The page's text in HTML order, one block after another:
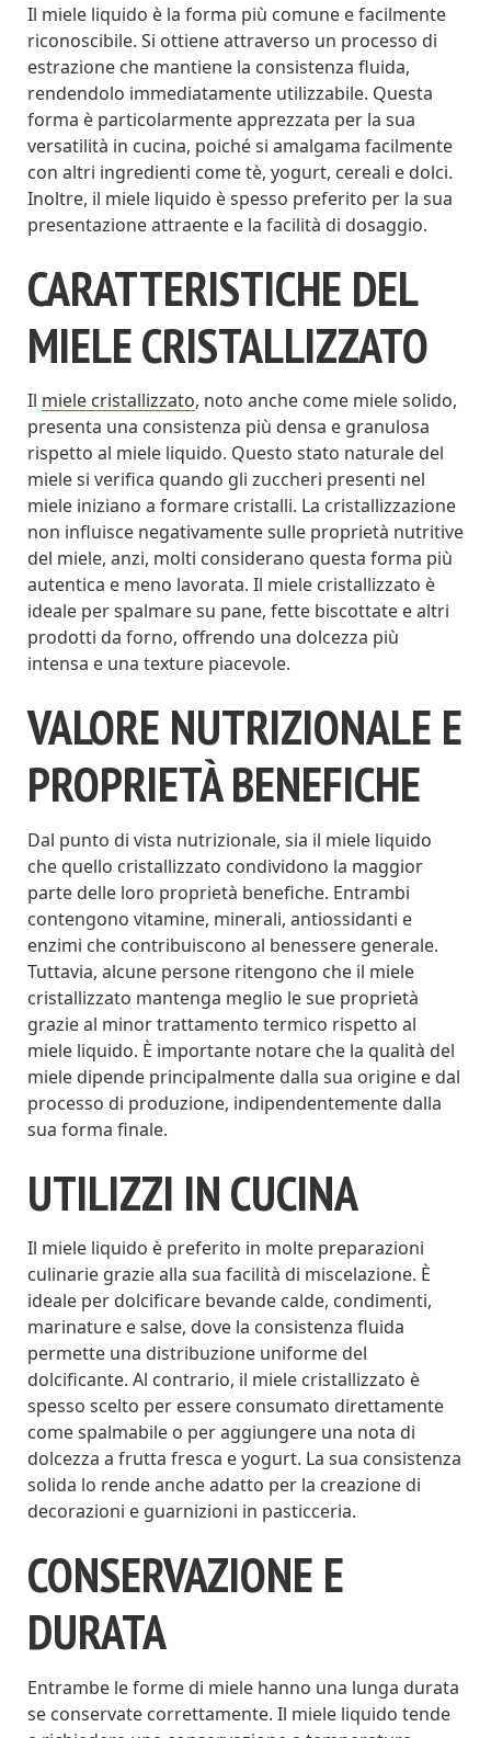
Il miele liquido è la forma più comune e facilmente
riconoscibile. Si ottiene attraverso un processo di
estrazione che mantiene la consistenza fluida,
rendendolo immediatamente utilizzabile. Questa
forma è particolarmente apprezzata per la sua
versatilità in cucina, poiché si amalgama facilmente
con altri ingredienti come tè, yogurt, cereali e dolci.
Inoltre, il miele liquido è spesso preferito per la sua
presentazione attraente e la facilità di dosaggio.
CARATTERISTICHE DEL
MIELE CRISTALLIZZATO
Il miele cristallizzato, noto anche come miele solido,
presenta una consistenza più densa e granulosa
rispetto al miele liquido. Questo stato naturale del
miele si verifica quando gli zuccheri presenti nel
miele iniziano a formare cristalli. La cristallizzazione
non influisce negativamente sulle proprietà nutritive
del miele, anzi, molti considerano questa forma più
autentica e meno lavorata. Il miele cristallizzato è
ideale per spalmare su pane, fette biscottate e altri
prodotti da forno, offrendo una dolcezza più
intensa e una texture piacevole.
VALORE NUTRIZIONALE E
PROPRIETÀ BENEFICHE
Dal punto di vista nutrizionale, sia il miele liquido
che quello cristallizzato condividono la maggior
parte delle loro proprietà benefiche. Entrambi
contengono vitamine, minerali, antiossidanti e
enzimi che contribuiscono al benessere generale.
Tuttavia, alcune persone ritengono che il miele
cristallizzato mantenga meglio le sue proprietà
grazie al minor trattamento termico rispetto al
miele liquido. È importante notare che la qualità del
miele dipende principalmente dalla sua origine e dal
processo di produzione, indipendentemente dalla
sua forma finale.
UTILIZZI IN CUCINA
Il miele liquido è preferito in molte preparazioni
culinarie grazie alla sua facilità di miscelazione. È
ideale per dolcificare bevande calde, condimenti,
marinature e salse, dove la consistenza fluida
permette una distribuzione uniforme del
dolcificante. Al contrario, il miele cristallizzato è
spesso scelto per essere consumato direttamente
come spalmabile o per aggiungere una nota di
dolcezza a frutta fresca e yogurt. La sua consistenza
solida lo rende anche adatto per la creazione di
decorazioni e guarnizioni in pasticceria.
CONSERVAZIONE E
DURATA
Entrambe le forme di miele hanno una lunga durata
se conservate correttamente. Il miele liquido tende